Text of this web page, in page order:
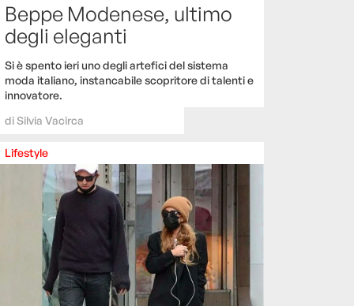
Beppe Modenese, ultimo
degli eleganti
Si è spento ieri uno degli artefici del sistema
moda italiano, instancabile scopritore di talenti e
innovatore.
diSilvia Vacirca
Lifestyle